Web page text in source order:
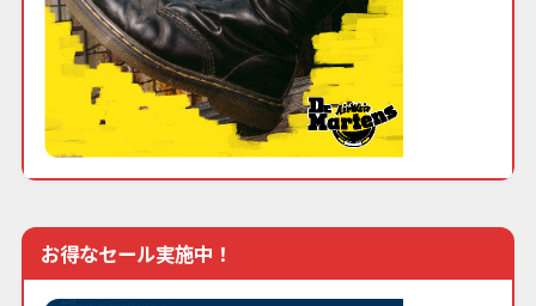
お得なセール実施中！